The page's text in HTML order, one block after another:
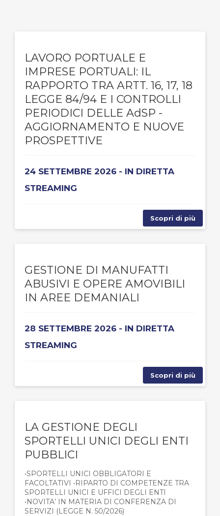
LAVORO PORTUALE E
IMPRESE PORTUALI: IL
RAPPORTO TRA ARTT. 16, 17, 18
LEGGE 84/94 E I CONTROLLI
PERIODICI DELLE AdSP -
AGGIORNAMENTO E NUOVE
PROSPETTIVE
24 SETTEMBRE 2026 - IN DIRETTA
STREAMING
Scopri di più
GESTIONE DI MANUFATTI
ABUSIVI E OPERE AMOVIBILI
IN AREE DEMANIALI
28 SETTEMBRE 2026 - IN DIRETTA
STREAMING
Scopri di più
LA GESTIONE DEGLI
SPORTELLI UNICI DEGLI ENTI
PUBBLICI
•SPORTELLI UNICI OBBLIGATORI E
FACOLTATIVI •RIPARTO DI COMPETENZE TRA
SPORTELLI UNICI E UFFICI DEGLI ENTI
•NOVITA’ IN MATERIA DI CONFERENZA DI
SERVIZI (LEGGE N. 50/2026)